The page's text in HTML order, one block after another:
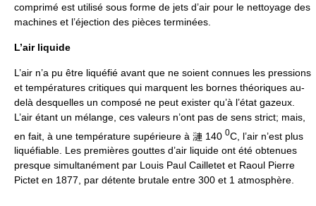
comprimé est utilisé sous forme de jets d’air pour le nettoyage des
machines et l’éjection des pièces terminées.
L’air liquide
L’air n’a pu être liquéfié avant que ne soient connues les pressions
et températures critiques qui marquent les bornes théoriques au-
delà desquelles un composé ne peut exister qu’à l’état gazeux.
L’air étant un mélange, ces valeurs n’ont pas de sens strict; mais,
en fait, à une température supérieure à 漣 140 0C, l’air n’est plus
liquéfiable. Les premières gouttes d’air liquide ont été obtenues
presque simultanément par Louis Paul Cailletet et Raoul Pierre
Pictet en 1877, par détente brutale entre 300 et 1 atmosphère.